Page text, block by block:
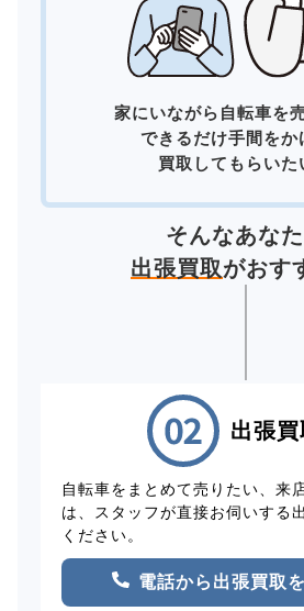
家にいながら自転車を
できるだけ手間をか
買取してもらいた
そんなあな
出張買取がおす
出張買
自転車をまとめて売りたい、来
は、スタッフが直接お伺いする
ください。
電話から出張買取